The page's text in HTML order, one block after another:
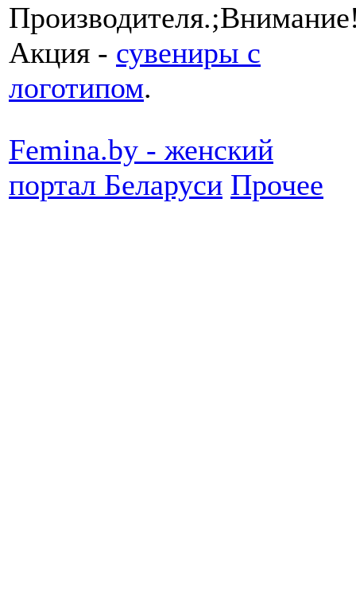
Акция - сувениры с
логотипом.
Femina.by - женский
портал Беларуси Прочее